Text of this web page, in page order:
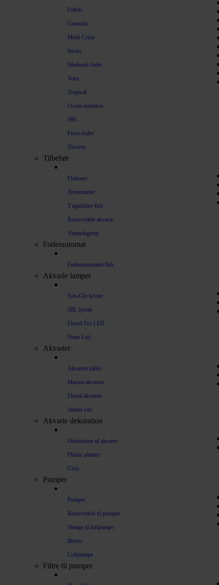
Pellets
Granulat
Multi Crisp
Sticks
Weekend foder
Tetra
Tropical
Ocean nutrition
JBL
Frost-foder
Diverse
Tilbehør
Fiskenet
Termometer
Yngleklare fisk
Reservedele akvarie
Varmelegeme
Foderautomat
Foderautomater fisk
Akvarie lamper
Sun-Glo lysrør
JBL lysrør
Fluval Pro LED
Nano Led
Akvarier
Akvarier (alle)
Marina akvarier
Fluval akvarier
Starter sæt
Akvarie dekoration
Dekoration til akvarie
Plastic planter
Grus
Pumper
Pumper
Reservedele til pumper
Slange til luftpumpe
Iltsten
Luftpumpe
Filtre til pumper